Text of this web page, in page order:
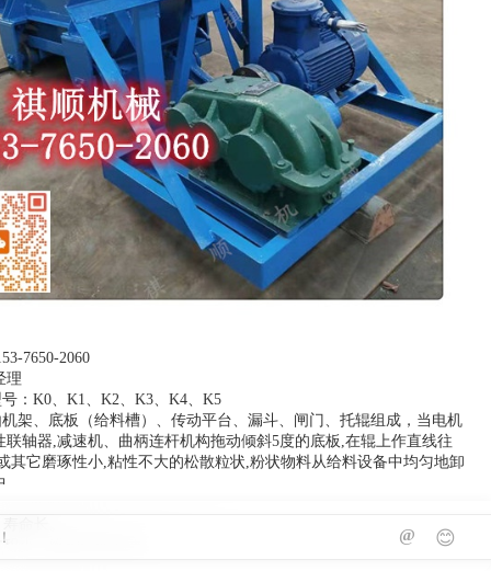
7650-2060
理
：K0、K1、K2、K3、K4、K5
架、底板（给料槽）、传动平台、漏斗、闸门、托辊组成，当电机
联轴器,减速机、曲柄连杆机构拖动倾斜5度的底板,在辊上作直线往
其它磨琢性小,粘性不大的松散粒状,粉状物料从给料设备中均匀地卸
小，维护保养方便。
@ 😊